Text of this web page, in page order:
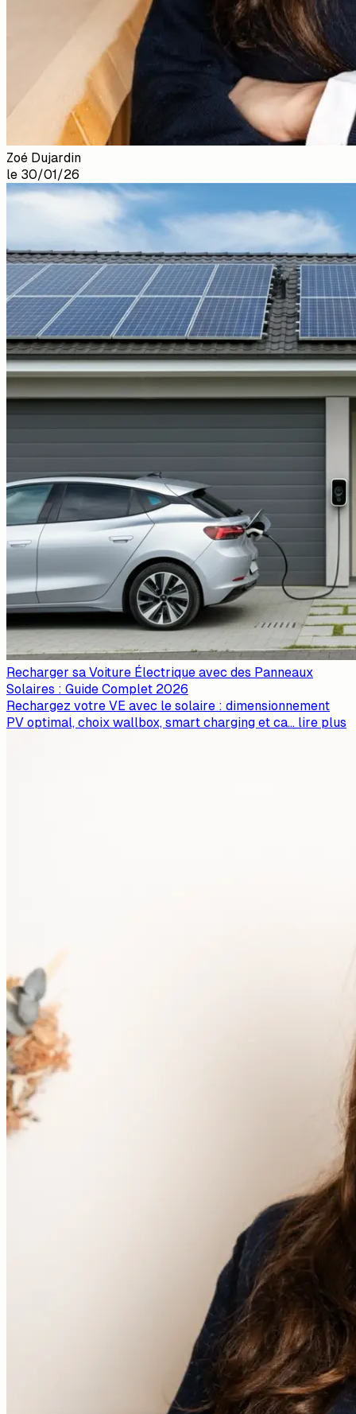
Zoé Dujardin
le 30/01/26
Recharger sa Voiture Électrique avec des Panneaux
Solaires : Guide Complet 2026
Rechargez votre VE avec le solaire : dimensionnement
PV optimal, choix wallbox, smart charging et ca... lire plus